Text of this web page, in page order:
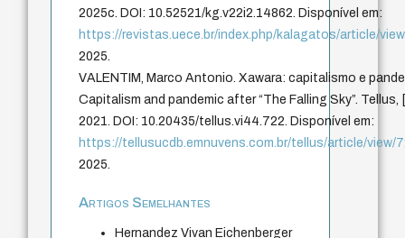
2025c. DOI: 10.52521/kg.v22i2.14862. Disponível em:
https://revistas.uece.br/index.php/kalagatos/article/
2025.
VALENTIM, Marco Antonio. Xawara: capitalismo e
Capitalism and pandemic after “The Falling Sky”. Tellus,
2021. DOI: 10.20435/tellus.vi44.722. Disponível em:
https://tellusucdb.emnuvens.com.br/tellus/article/view/
2025.
Artigos Semelhantes
Hernandez Vivan Eichenberger